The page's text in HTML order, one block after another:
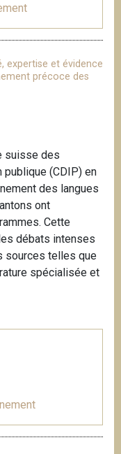
expertise et évidence
précoce des
suisse des
(CDIP) en
des langues
ont
Cette
débats intenses
sources telles que
spécialisée et